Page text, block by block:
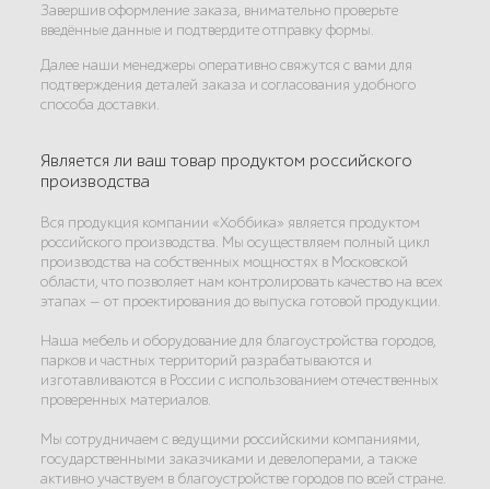
Завершив оформление заказа, внимательно проверьте
введённые данные и подтвердите отправку формы.
Далее наши менеджеры оперативно свяжутся с вами для
подтверждения деталей заказа и согласования удобного
способа доставки.
Является ли ваш товар продуктом российского
производства
Вся продукция компании «Хоббика» является продуктом
российского производства. Мы осуществляем полный цикл
производства на собственных мощностях в Московской
области, что позволяет нам контролировать качество на всех
этапах — от проектирования до выпуска готовой продукции.
Наша мебель и оборудование для благоустройства городов,
парков и частных территорий разрабатываются и
изготавливаются в России с использованием отечественных
проверенных материалов.
Мы сотрудничаем с ведущими российскими компаниями,
государственными заказчиками и девелоперами, а также
активно участвуем в благоустройстве городов по всей стране.